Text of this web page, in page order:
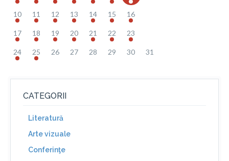
10 11 12 13 14 15 16
17 18 19 20 21 22 23
24 25 26 27 28 29 30 31
CATEGORII
Literatură
Arte vizuale
Conferinţe